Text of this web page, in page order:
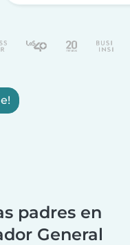
padres en
General